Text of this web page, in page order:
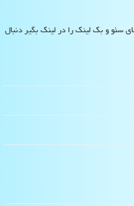
سئو و بک لینک را در لینک بگیر دنبال